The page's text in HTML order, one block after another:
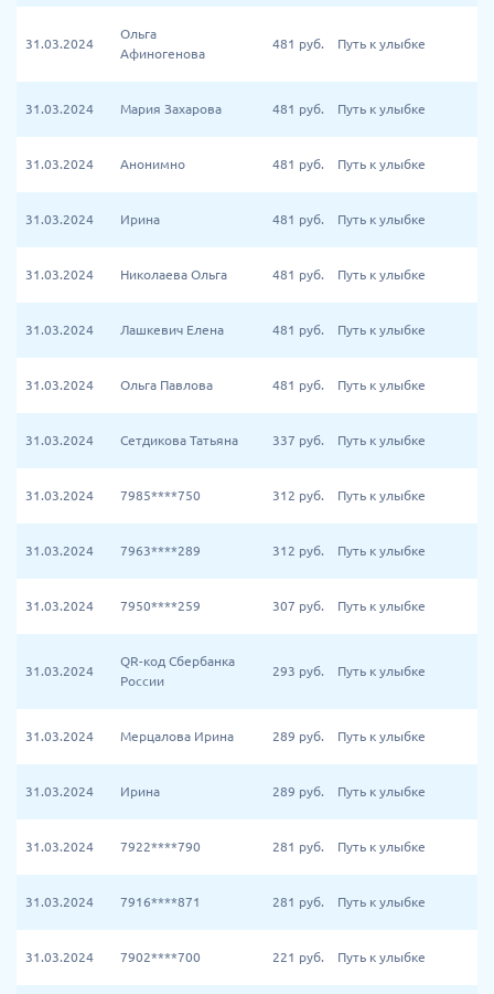
31.03.2024
Ольга
Афиногенова
481 руб. Путь к улыбке
31.03.2024 Мария Захарова 481 руб. Путь к улыбке
31.03.2024 Анонимно 481 руб. Путь к улыбке
31.03.2024 Ирина 481 руб. Путь к улыбке
31.03.2024 Николаева Ольга 481 руб. Путь к улыбке
31.03.2024 Лашкевич Елена 481 руб. Путь к улыбке
31.03.2024 Ольга Павлова 481 руб. Путь к улыбке
31.03.2024 Сетдикова Татьяна 337 руб. Путь к улыбке
31.03.2024 7985****750 312 руб. Путь к улыбке
31.03.2024 7963****289 312 руб. Путь к улыбке
31.03.2024 7950****259 307 руб. Путь к улыбке
31.03.2024
QR-код Сбербанка
России
293 руб. Путь к улыбке
31.03.2024 Мерцалова Ирина 289 руб. Путь к улыбке
31.03.2024 Ирина 289 руб. Путь к улыбке
31.03.2024 7922****790 281 руб. Путь к улыбке
31.03.2024 7916****871 281 руб. Путь к улыбке
31.03.2024 7902****700 221 руб. Путь к улыбке